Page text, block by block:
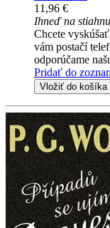
11,96 €
Ihneď na
Chcete
vám postačí
odporúčame
Pridať do
Vložiť do košíka